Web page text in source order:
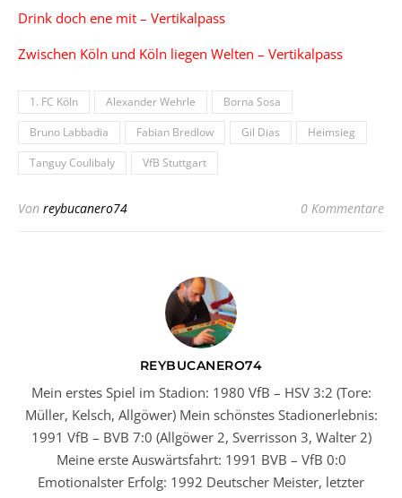
Drink doch ene mit – Vertikalpass
Zwischen Köln und Köln liegen Welten – Vertikalpass
1. FC Köln Alexander Wehrle
Borna Sosa
Bruno Labbadia
Fabian Bredlow Gil Dias
Heimsieg
Tanguy Coulibaly
VfB Stuttgart
Von reybucanero74 0 Kommentare
REYBUCANERO74
Mein erstes Spiel im Stadion: 1980 VfB – HSV 3:2 (Tore:
Müller, Kelsch, Allgöwer) Mein schönstes Stadionerlebnis:
1991 VfB – BVB 7:0 (Allgöwer 2, Sverrisson 3, Walter 2)
Meine erste Auswärtsfahrt: 1991 BVB – VfB 0:0
Emotionalster Erfolg: 1992 Deutscher Meister, letzter